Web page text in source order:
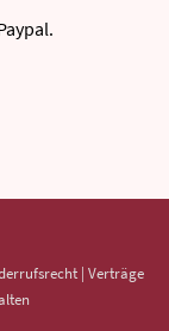
| Verträge